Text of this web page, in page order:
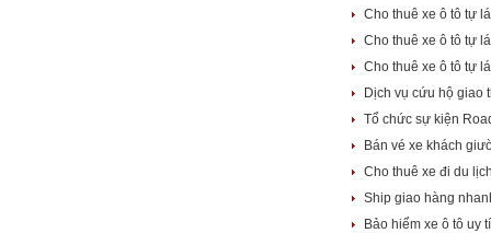
Cho thuê xe ô tô tự
Cho thuê xe ô tô tự
Cho thuê xe ô tô tự
Dịch vụ cứu hộ giao
Tổ chức sự kiện
Bán vé xe khách
Cho thuê xe đi du
Ship giao hàng
Bảo hiểm xe ô tô uy